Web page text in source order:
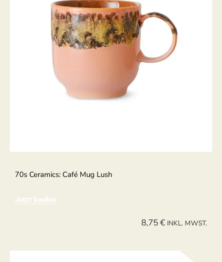
70s Ceramics: Café Mug Lush
Jetzt kaufen
8,75€ INKL. MWST.